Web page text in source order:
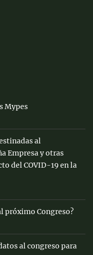
Mypes
al
Empresa y otras
del COVID-19 en la
próximo Congreso?
al congreso para